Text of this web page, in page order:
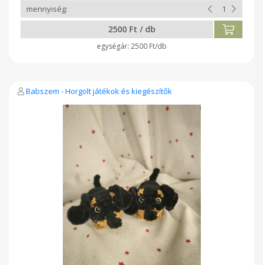
2500 Ft / db
2500 Ft/db
Babszem - Horgolt játékok és kiegészítők